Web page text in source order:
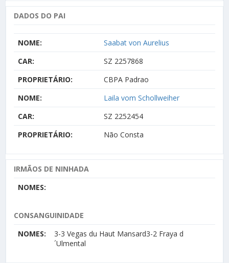
DADOS DO PAI
NOME:
Saabat von Aurelius
CAR:
SZ 2257868
PROPRIETÁRIO:
CBPA Padrao
NOME:
Laila vom Schollweiher
CAR:
SZ 2252454
PROPRIETÁRIO:
Não Consta
IRMÃOS DE NINHADA
NOMES:
CONSANGUINIDADE
NOMES:
3-3 Vegas du Haut Mansard3-2 Fraya d
´Ulmental